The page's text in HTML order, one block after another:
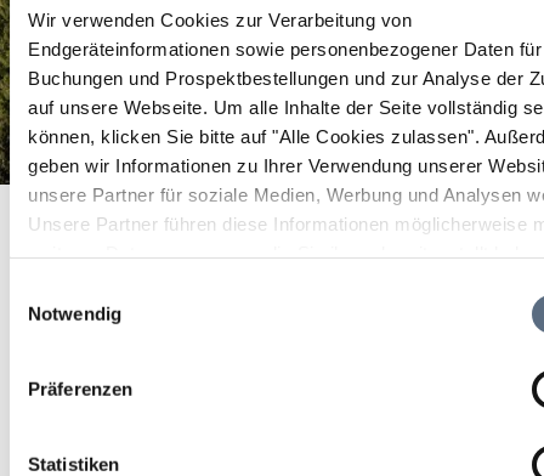
Wir verwenden Cookies zur Verarbeitung von
Endgeräteinformationen sowie personenbezogener Daten
Buchungen und Prospektbestellungen und zur Analyse der
auf unsere Webseite. Um alle Inhalte der Seite vollständig
können, klicken Sie bitte auf "Alle Cookies zulassen".
geben wir Informationen zu Ihrer Verwendung unserer
unsere Partner für soziale Medien, Werbung und Analysen
Unsere Partner führen diese Informationen möglicherweise
Notwendig
Präferenzen
Statistiken
Rund um den Walchensee
Rund um den Walchensee
Genussradeltour